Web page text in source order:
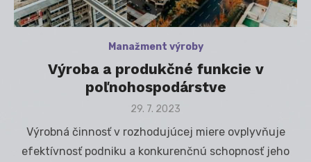
Manažment výroby
Výroba a produkčné funkcie v
poľnohospodárstve
Posted
29. 7. 2023
Výrobná činnosť v rozhodujúcej miere ovplyvňuje
efektívnosť podniku a konkurenčnú schopnosť jeho